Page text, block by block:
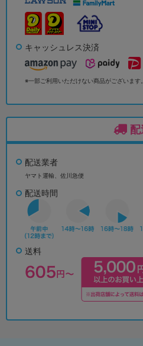
キャッシュレス決済
※一部ご利用いただけない商品がございます。
配
配送業者
ヤマト運輸、佐川急便
配送時間
送料